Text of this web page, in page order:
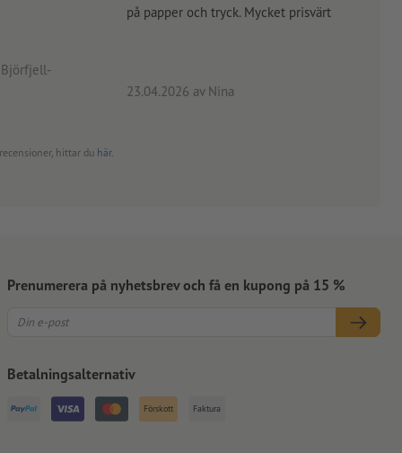
Björfjell-
på papper och tryck. Mycket prisvärt
23.04.2026 av Nina
hittar du här.
Prenumerera på nyhetsbrev och få en kupong på 15 %
Betalningsalternativ
Förskott Faktura